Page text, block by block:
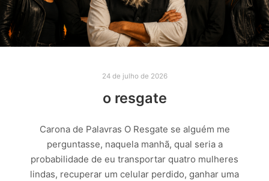
24 de julho de 2026
o resgate
Carona de Palavras O Resgate se alguém me
perguntasse, naquela manhã, qual seria a
probabilidade de eu transportar quatro mulheres
lindas, recuperar um celular perdido, ganhar uma